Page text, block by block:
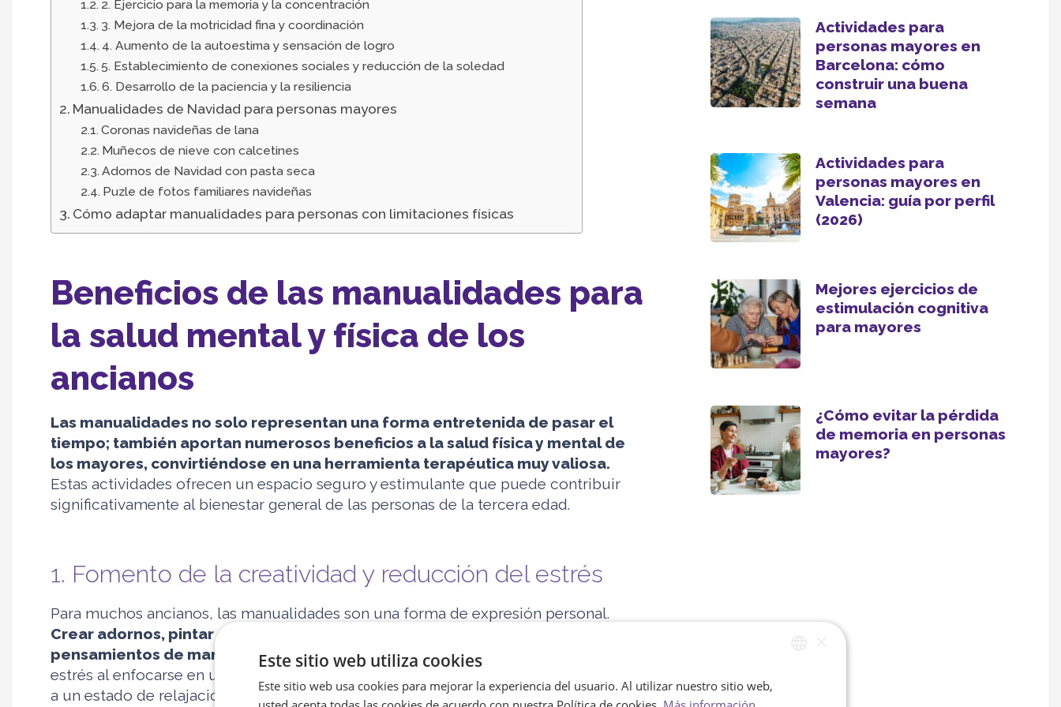
2. Ejercicio para la memoria y la concentración
3. Mejora de la motricidad fina y coordinación
4. Aumento de la autoestima y sensación de logro
5. Establecimiento de conexiones sociales y reducción de la soledad
6. Desarrollo de la paciencia y la resiliencia
Manualidades de Navidad para personas mayores
Coronas navideñas de lana
Muñecos de nieve con calcetines
Adornos de Navidad con pasta seca
Puzle de fotos familiares navideñas
Cómo adaptar manualidades para personas con limitaciones físicas
Beneficios de las manualidades para
la salud mental y física de los
ancianos
Las manualidades no solo representan una forma entretenida de pasar el
tiempo; también aportan numerosos beneficios a la salud física y mental de
los mayores, convirtiéndose en una herramienta terapéutica muy valiosa.
Estas actividades ofrecen un espacio seguro y estimulante que puede contribuir
significativamente al bienestar general de las personas de la tercera edad.
1. Fomento de la creatividad y reducción del estrés
Para muchos ancianos, las manualidades son una forma de expresión personal.
Crear adornos, pintar o armar figuras permite canalizar emociones y
pensamientos de manera visual y tangible. Esto ayuda a reducir la ansiedad y el
estrés al enfocarse en una actividad que requiere concentración, llevando la mente
a un estado de relajación. Además, la creatividad se convierte en una fuente de
Actividades para
personas mayores en
Barcelona: cómo
construir una buena
semana
Actividades para
personas mayores en
Valencia: guía por perfil
(2026)
Mejores ejercicios de
estimulación cognitiva
para mayores
¿Cómo evitar la pérdida
de memoria en personas
mayores?
Este sitio web utiliza cookies
Este sitio web usa cookies para mejorar la experiencia del usuario. Al utilizar nuestro sitio web,